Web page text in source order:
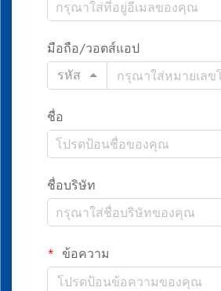
มือถือ/วอตส์แอป
รหัส
ชื่อ
ชื่อบริษัท
ข้อความ